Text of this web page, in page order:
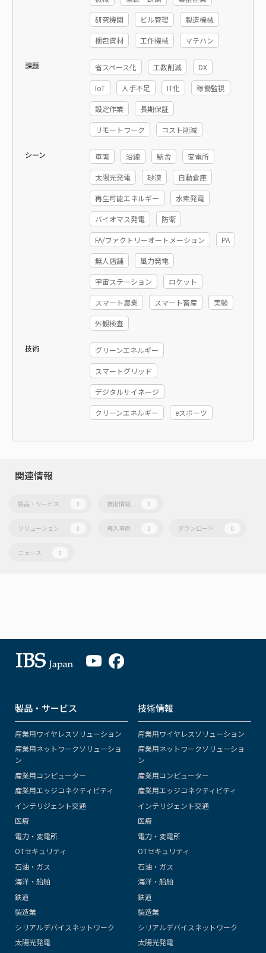
研究機関 ビル管理 製造機械
梱包資材 工作機械 マテハン
課題 省スペース化 工数削減 DX
IoT 人手不足 IT化 稼働監視
設定作業 長期保証
リモートワーク コスト削減
シーン 車両 沿線 駅舎 変電所
太陽光発電 砂漠 自動倉庫
再生可能エネルギー 水素発電
バイオマス発電 防衛
FA/ファクトリーオートメーション PA
無人店舗 風力発電
宇宙ステーション ロケット
スマート農業 スマート畜産 実験
外観検査
技術 グリーンエネルギー
スマートグリッド
デジタルサイネージ
クリーンエネルギー eスポーツ
関連情報
製品・サービス 0 技術情報 0
ソリューション 0 導入事例 0 ダウンロード 0
ニュース 0
製品・サービス
産業用ワイヤレスソリューション
産業用ネットワークソリューショ
ン
産業用コンピューター
産業用エッジコネクティビティ
インテリジェント交通
医療
電力・変電所
OTセキュリティ
石油・ガス
海洋・船舶
鉄道
製造業
シリアルデバイスネットワーク
太陽光発電
技術情報
産業用ワイヤレスソリューション
産業用ネットワークソリューショ
ン
産業用コンピューター
産業用エッジコネクティビティ
インテリジェント交通
医療
電力・変電所
OTセキュリティ
石油・ガス
海洋・船舶
鉄道
製造業
シリアルデバイスネットワーク
太陽光発電